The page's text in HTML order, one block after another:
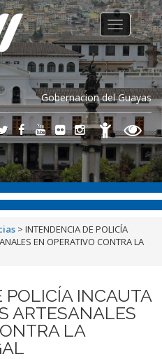
Gobernacion del Guayas
Toggle
navigation
> INTENDENCIA DE POLICÍA
EN OPERATIVO CONTRA LA
POLICÍA INCAUTA
ARTESANALES
LA